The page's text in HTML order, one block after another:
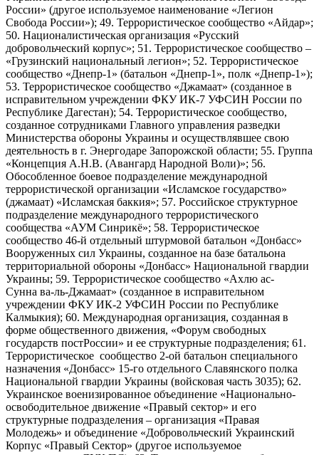
России» (другое используемое наименование «Легион
Свобода России»); 49. Террористическое сообщество «Айдар»;
50. Националистическая организация «Русский
добровольческий корпус»; 51. Террористическое сообщество –
«Грузинский национальный легион»; 52. Террористическое
сообщество «Днепр-1» (батальон «Днепр-1», полк «Днепр-1»);
53. Террористическое сообщество «Джамаат» (созданное в
исправительном учреждении ФКУ ИК-7 УФСИН России по
Республике Дагестан); 54. Террористическое сообщество,
созданное сотрудниками Главного управления разведки
Министерства обороны Украины и осуществлявшее свою
деятельность в г. Энергодаре Запорожской области; 55. Группа
«Концепция А.Н.В. (Авангард Народной Воли)»; 56.
Обособленное боевое подразделение международной
террористической организации «Исламское государство»
(джамаат) «Исламская баккия»; 57. Российское структурное
подразделение международного террористического
сообщества «АУМ Синрикё»; 58. Террористическое
сообщество 46-й отдельный штурмовой батальон «Донбасс»
Вооруженных сил Украины, созданное на базе батальона
территориальной обороны «Донбасс» Национальной гвардии
Украины; 59. Террористическое сообщество «Ахлю ас-
Сунна ва-ль-Джамаат» (созданное в исправительном
учреждении ФКУ ИК-2 УФСИН России по Республике
Калмыкия); 60. Международная организация, созданная в
форме общественного движения, «Форум свободных
государств постРоссии» и ее структурные подразделения; 61.
Террористическое сообщество 2-ой батальон специального
назначения «Донбасс» 15-го отдельного Славянского полка
Национальной гвардии Украины (войсковая часть 3035); 62.
Украинское военизированное объединение «Национально-
освободительное движение «Правый сектор» и его
структурные подразделения – организация «Правая
Молодежь» и объединение «Добровольческий Украинский
Корпус «Правый Сектор» (другое используемое